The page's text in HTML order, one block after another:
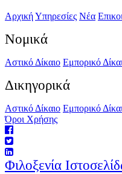
ΑρχικήΥπηρεσίες Νέα
Νομικά
Αστικό Δίκαιο Εμπορικό
Δικηγορικά
Αστικό Δίκαιο Εμπορικό
Όροι Χρήσης
Φιλοξενία